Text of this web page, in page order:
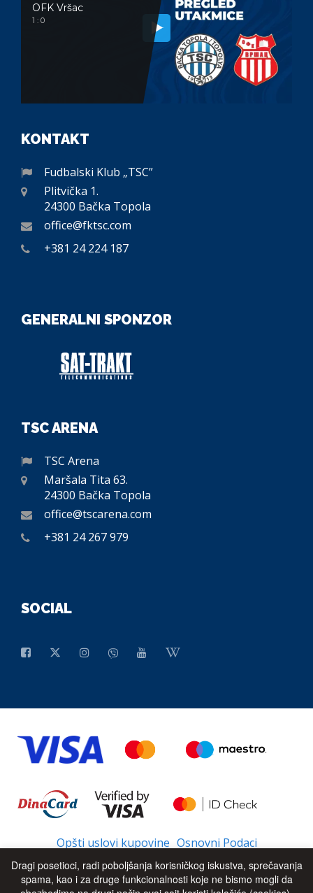
OFK Vršac
1 : 0
KONTAKT
Fudbalski Klub „TSC”
Plitvička 1.
24300 Bačka Topola
office@fktsc.com
+381 24 224 187
GENERALNI SPONZOR
TSC ARENA
TSC Arena
Maršala Tita 63.
24300 Bačka Topola
office@tscarena.com
+381 24 267 979
SOCIAL
Opšti uslovi kupovine Osnovni Podaci
Dragi posetioci, radi poboljšanja korisničkog iskustva, sprečavanja
spama, kao i za druge funkcionalnosti koje ne bismo mogli da